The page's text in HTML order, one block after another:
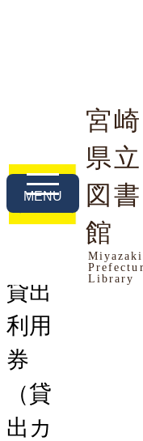
宮崎
県立
図書
館
Miyazaki
Library
MENU
利用案内 本や
トップページ> お
ド）の委任・代行
貸出
利用
券
（貸
出カ